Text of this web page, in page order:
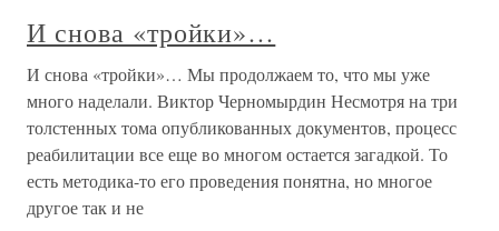
И снова «тройки»…
И снова «тройки»… Мы продолжаем то, что мы уже
много наделали. Виктор Черномырдин Несмотря на три
толстенных тома опубликованных документов, процесс
реабилитации все еще во многом остается загадкой. То
есть методика-то его проведения понятна, но многое
другое так и не